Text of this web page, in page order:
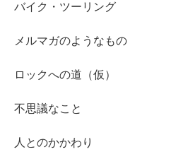
バイク・ツーリング
メルマガのようなもの
ロックへの道（仮）
不思議なこと
人とのかかわり